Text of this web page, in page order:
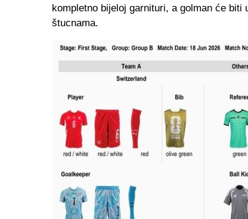
kompletno bijeloj garnituri, a golman će
štucnama.